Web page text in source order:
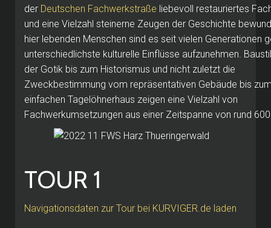
der Deutschen Fachwerkstraße liebevoll restauriertes
und eine Vielzahl steinerne Zeugen der Geschichte
hier lebenden Menschen sind es seit vielen Generationen
unterschiedlichste kulturelle Einflüsse aufzunehmen.
der Gotik bis zum Historismus und nicht zuletzt die
Zweckbestimmung vom repräsentativen Gebäude bis
einfachen Tagelöhnerhaus zeigen eine Vielzahl von
Fachwerkumsetzungen aus einer Zeitspanne von rund
TOUR 1
Navigationsdaten zur Tour bei KURVIGER.de laden